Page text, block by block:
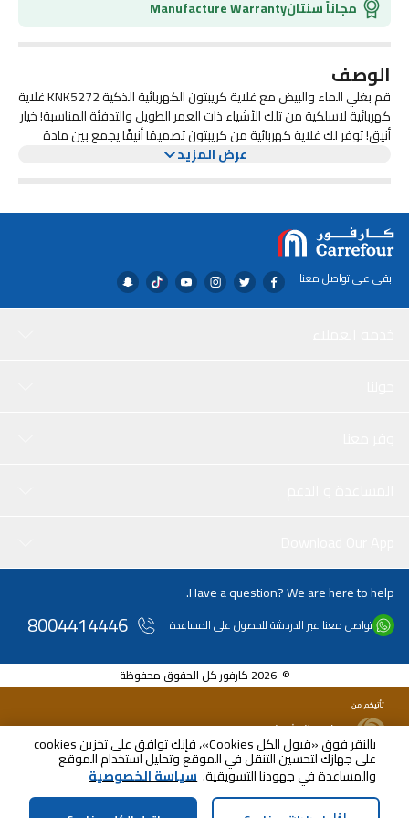
بالنقر فوق «قبول الكل Cookies»، فإنك توافق على تخزين cookies
على جهازك لتحسين التنقل في الموقع وتحليل استخدام الموقع
والمساعدة في جهودنا التسويقية. سياسة الخصوصية
مجاناً سنتانManufacture Warranty
الوصف
قم بغلي الماء والبيض مع غلاية كريبتون الكهربائية الذكية KNK5272 غلاية
كهربائية لاسلكية من تلك الأشياء ذات العمر الطويل والتدفئة المناسبة! خيار
أنيق! توفر لك غلاية كهربائية من كريبتون تصميمًا أنيقًا يجمع بين مادة
عالية الجودة لإحساس غني مما يعني أنه سيجلب الأناقة إلى أي سطح عمل
وفرشاة. السعة الكبيرة 1.8 لتر تعني أنه سيكون لديك الكثير من الماء
الساخن لأي طعام صغير أو كبير العائلة أو الفريق أو زملاء العمل. كما أن
ملء الغلاية الكبيرة سهل أيضًا بفضل تصميم الغطاء المفتوح. إنها غلاية
1500 واط التي تغلي بسرعة وهدوء ، حتى عندما تكون بكامل طاقتها. غلي
ما يصل إلى 10 أكواب في مرة واحدة - تتميز هذه الغلاية بحركة غليان
أكشن، مما يعني أن مياهك ستكون جاهزة في أي وقت من الأوقات ،
عرض المزيد
SAR110.00
شامل ضريبة القيمة المضافة
ابقى على تواصل معنا
Have a question? We are here to help.
تواصل معنا عبر الدردشة للحصول على المساعدة 8004414446
© 2026 كارفور كل الحقوق محفوظة